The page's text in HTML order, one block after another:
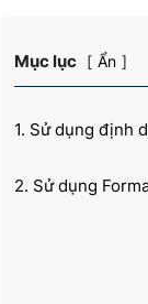
Mục lục Ẩn
1. Sử dụng định
2. Sử dụng